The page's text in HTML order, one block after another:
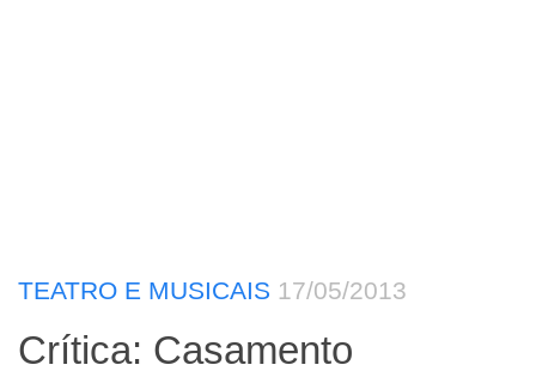
TEATRO E MUSICAIS 17/05/2013
Crítica: Casamento